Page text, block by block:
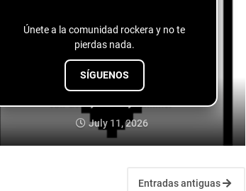
Únete a la comunidad rockera y no te
pierdas nada.
SÍGUENOS
Jah Gordy - Jersey Summer
July 11, 2026
Entradas antiguas